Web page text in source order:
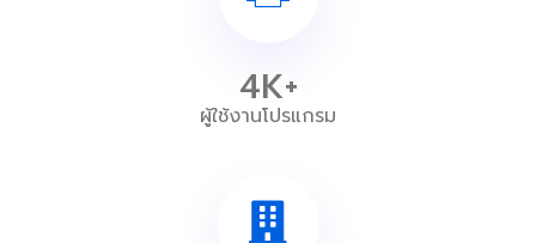
4K+
ผู้ใช้งานโปรแกรม